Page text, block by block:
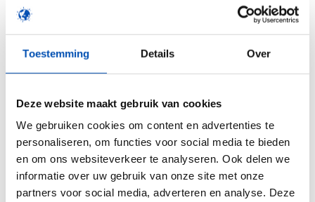
Toestemming Details Over
Deze website maakt gebruik van cookies
We gebruiken cookies om content en advertenties te
personaliseren, om functies voor social media te bieden
en om ons websiteverkeer te analyseren. Ook delen we
informatie over uw gebruik van onze site met onze
partners voor social media, adverteren en analyse. Deze
gereedschapskist vol achterhaalde technieken.
HollandBIO wil het tij graag keren. Daarom roepen
wij Nederland op om de voortrekkersrol in Europa
landen op zoek te gaan naar een oplossing.
Toepassing van moderne veredelingsmethoden,
zoals CRISPR-Cas, kunnen een aanzienlijke
bijdrage leveren aan een duurzame en diverse
landbouw, nieuwe geneesmiddelen en therapieën,